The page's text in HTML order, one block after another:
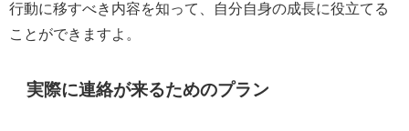
行動に移すべき内容を知って、自分自身の成長に役立てる
ことができますよ。
実際に連絡が来るためのプラン